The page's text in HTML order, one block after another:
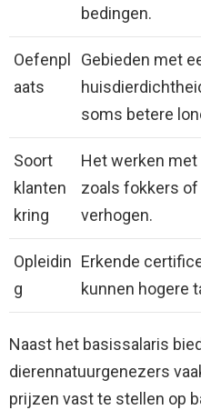
bedingen.
Oefenpl
aats
Gebieden met
soms betere
Soort
klanten
kring
Het werken
zoals fokkers of
verhogen.
Opleidin
g
Erkende
kunnen hogere
Naast het basissalaris
dierennatuurgenezers
prijzen vast te stellen op